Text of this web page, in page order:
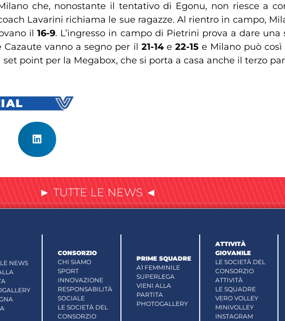
che, nonostante il tentativo di Egonu, non riesce a
Lavarini richiama le sue ragazze. Al rientro in campo,
il16-9. L’ingresso in campo di Pietrini prova a dare
Cazaute vanno a segno per il 21-14e 22-15e Milano può così
point per la Megabox, che si porta a casa anche il terzo
► TUTTE LE NEWS ◄
NEWS
CONSORZIO
CHI SIAMO
SPORT
INNOVAZIONE
RESPONSABILITÀ
SOCIALE
LE SOCIETÀ DEL
CONSORZIO
PRIME SQUADRE
A1 FEMMINILE
SUPERLEGA
VIENI ALLA
PARTITA
PHOTOGALLERY
ATTIVITÀ
GIOVANILE
LE SOCIETÀ DEL
CONSORZIO
ATTIVITÀ
LE SQUADRE
VERO VOLLEY
MINIVOLLEY
INSTAGRAM